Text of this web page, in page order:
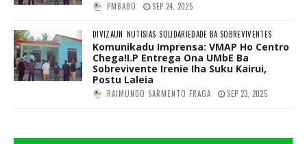
PMBABO SEP 24, 2025
DIVIZAUN NUTISIAS SOLIDARIEDADE BA SOBREVIVENTES
Komunikadu Imprensa: VMAP Ho Centro
Chega!I.P Entrega Ona UMbE Ba
Sobrevivente Irenie Iha Suku Kairui,
Postu Laleia
RAIMUNDO SARMENTO FRAGA SEP 23, 2025